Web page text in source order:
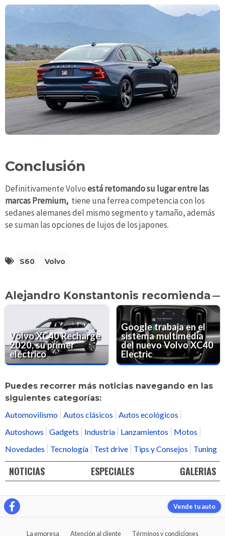
Conclusión
Definitivamente Volvoestá retomando su lugar entre las
marcas Premium, tiene una ferrea competencia con los
sedanes alemanes del mismo segmento y tamaño, además
se suman las opciones de lujos de los japones.
S60 Volvo
Alejandro Konstantonis recomienda
Volvo XC40 Recharge
2020, su primer
eléctrico
Google trabaja en el
sistema multimedia
del nuevo Volvo XC40
Electric
Puedes recorrer más noticias navegando en las
siguientes categorías:
Automovilismo
Autos clásicos
Autos ecológicos
Autoshows
Gadgets Industria Lanzamientos
Motos
Novedades
Tecnología Test drive Tips y Consejos Tuning
NOTICIAS ESPECIALES GALERIAS
Vende tu auto
La empresa Atención al cliente Términos y condiciones